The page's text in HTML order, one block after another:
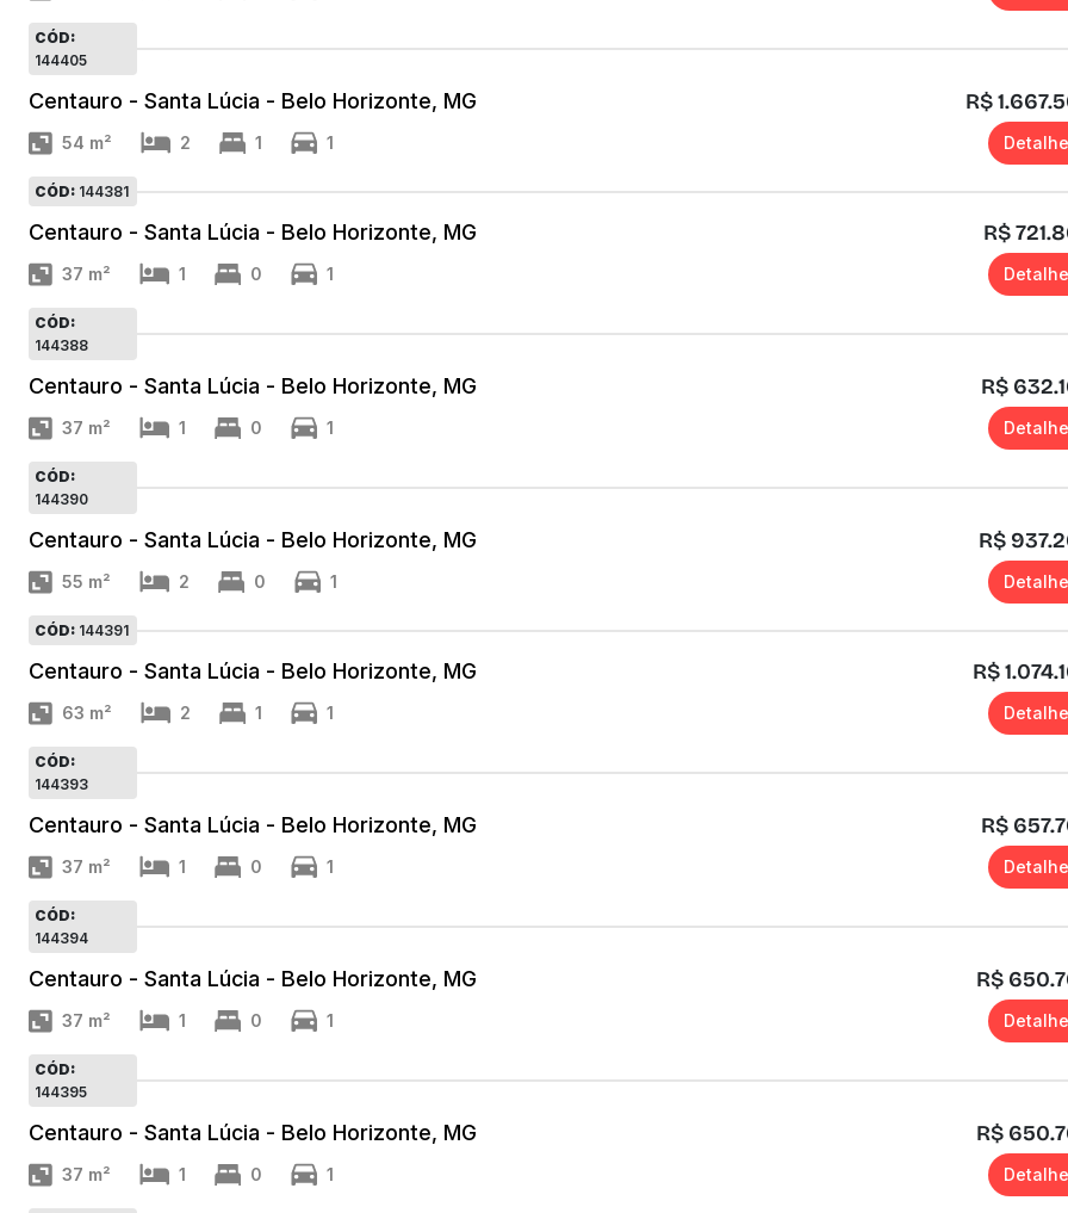
CÓD:
144405
Centauro - Santa Lúcia - Belo Horizonte, MG R$
54 m² 2 1 1
CÓD: 144381
Centauro - Santa Lúcia - Belo Horizonte, MG R$
37 m² 1 0 1
CÓD:
144388
Centauro - Santa Lúcia - Belo Horizonte, MG R$
37 m² 1 0 1
CÓD:
144390
Centauro - Santa Lúcia - Belo Horizonte, MG R$
55 m² 2 0 1
CÓD: 144391
Centauro - Santa Lúcia - Belo Horizonte, MG R$
63 m² 2 1 1
CÓD:
144393
Centauro - Santa Lúcia - Belo Horizonte, MG R$
37 m² 1 0 1
CÓD:
144394
Centauro - Santa Lúcia - Belo Horizonte, MG R$
37 m² 1 0 1
CÓD:
144395
Centauro - Santa Lúcia - Belo Horizonte, MG R$
37 m² 1 0 1